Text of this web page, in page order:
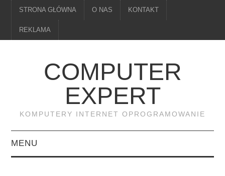
STRONA GŁÓWNA O NAS KONTAKT
REKLAMA
COMPUTER
EXPERT
KOMPUTERY INTERNET OPROGRAMOWANIE
MENU